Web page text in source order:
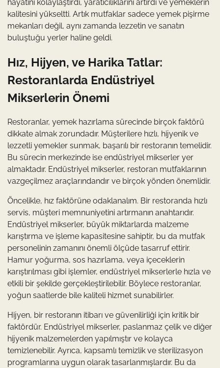
hayatını kolaylaştırdı, yaratıcılıklarını artırdı ve yemeklerin
kalitesini yükseltti. Artık mutfaklar sadece yemek pişirme
mekanları değil, aynı zamanda lezzetin ve sanatın
buluştuğu yerler haline geldi.
Hız, Hijyen, ve Harika Tatlar:
Restoranlarda Endüstriyel
Mikserlerin Önemi
Restoranlar, yemek hazırlama sürecinde birçok faktörü
dikkate almak zorundadır. Müşterilere hızlı, hijyenik ve
lezzetli yemekler sunmak, başarılı bir restoranın temelidir.
Bu sürecin merkezinde ise endüstriyel mikserler yer
almaktadır. Endüstriyel mikserler, restoran mutfaklarının
vazgeçilmez araçlarındandır ve birçok yönden önemlidir.
Öncelikle, hız faktörüne odaklanalım. Bir restoranda hızlı
servis, müşteri memnuniyetini artırmanın anahtarıdır.
Endüstriyel mikserler, büyük miktarlarda malzeme
karıştırma ve işleme kapasitesine sahiptir, bu da mutfak
personelinin zamanını önemli ölçüde tasarruf ettirir.
Hamur yoğurma, sos hazırlama, veya içeceklerin
karıştırılması gibi işlemler, endüstriyel mikserlerle hızla ve
etkili bir şekilde gerçekleştirilebilir. Böylece restoranlar,
yoğun saatlerde bile kaliteli hizmet sunabilirler.
Hijyen, bir restoranın itibarı ve güvenilirliği için kritik bir
faktördür. Endüstriyel mikserler, paslanmaz çelik ve diğer
hijyenik malzemelerden yapılmıştır ve kolayca
temizlenebilir. Ayrıca, kapsamlı temizlik ve sterilizasyon
programlarına uygun olarak tasarlanmışlardır. Bu da